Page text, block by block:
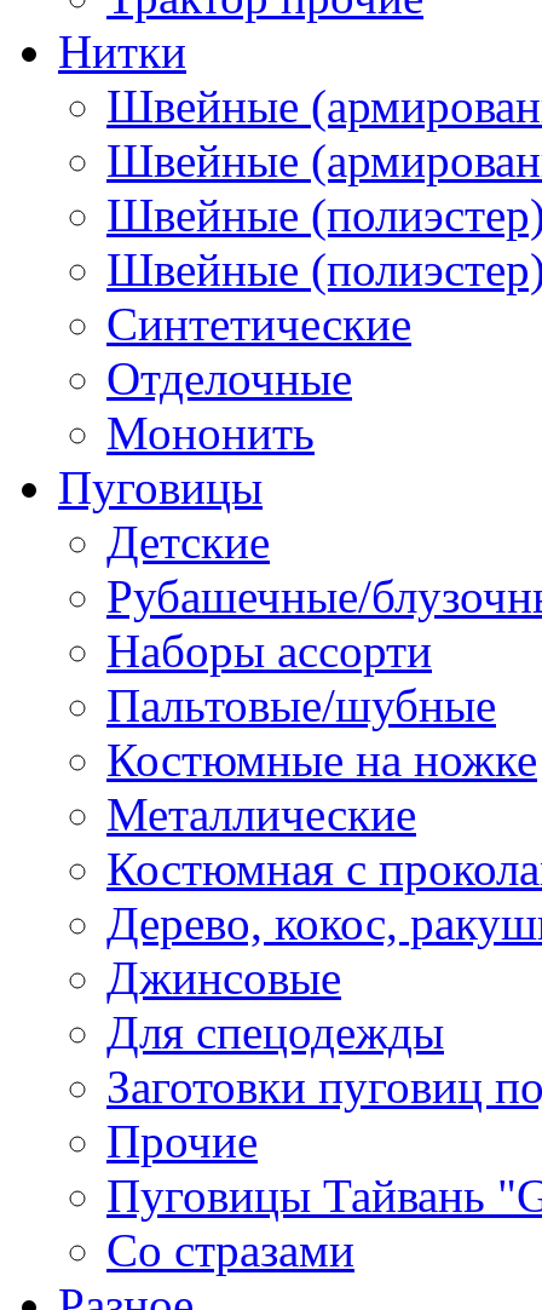
Нитки
Швейные
Швейные
Швейные
Швейные
Синтетические
Отделочные
Мононить
Пуговицы
Детские
Рубашечные/
Наборы ассорти
Пальтовые/шубные
Костюмные на ножке
Металлические
Костюмная с
Дерево, кокос,
Джинсовые
Для спецодежды
Заготовки пуговиц
Прочие
Пуговицы Тайвань
Со стразами